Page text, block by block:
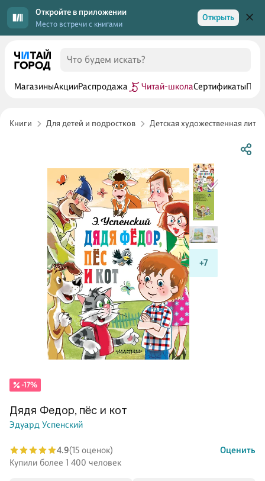
Откройте в приложении
Место встречи с книгами
Открыть
МагазиныАкцииРаспродажа Читай-школаСертификаты
Книги Для детей и подростков Детская художественная
+7
-17%
Дядя Федор, пёс и кот
Эдуард Успенский
4.9(15 оценок)
Оценить
Купили более 1 400 человек